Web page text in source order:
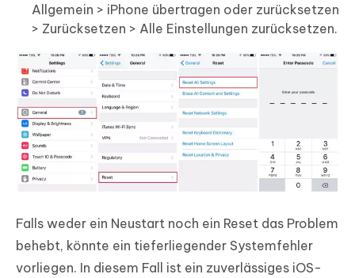
Allgemein > iPhone übertragen oder zurücksetzen
> Zurücksetzen > Alle Einstellungen zurücksetzen.
Falls weder ein Neustart noch ein Reset das Problem
behebt, könnte ein tieferliegender Systemfehler
vorliegen. In diesem Fall ist ein zuverlässiges iOS-